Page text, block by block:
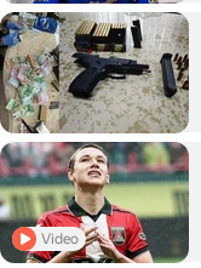
Video